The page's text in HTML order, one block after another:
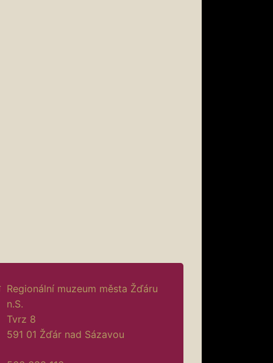
Regionální muzeum města Žďáru
n.S.
Tvrz 8
591 01 Žďár nad Sázavou